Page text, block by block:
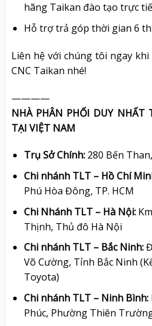
hãng Taikan đào tạo trực
Hỗ trợ trả góp thời gian 6
Liên hệ với chúng tôi ngay
CNC Taikan nhé!
————
NHÀ PHÂN PHỐI DUY NHẤT
TẠI VIỆT NAM
Trụ Sở Chính:280 Bến
Chi nhánh TLT – Hồ Chí
Phú Hòa Đông, TP. HCM
Chi Nhánh TLT – Hà Nội:
Thịnh, Thủ đô Hà Nội
Chi nhánh TLT – Bắc Ninh:
Võ Cường, Tỉnh Bắc Ninh
Toyota)
Chi nhánh TLT – Ninh Bình:
Phúc, Phường Thiên